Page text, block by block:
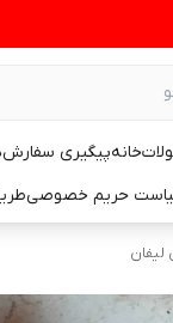
خانهپیگیری سفارش
حریم خصوصی
لیفان